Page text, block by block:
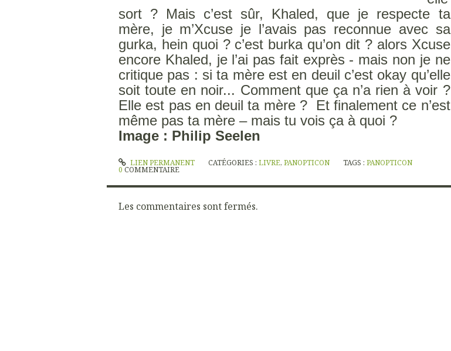
sort ? Mais c’est sûr, Khaled, que je respecte ta
mère, je m’Xcuse je l’avais pas reconnue avec sa
gurka, hein quoi ? c’est burka qu’on dit ? alors Xcuse
encore Khaled, je l’ai pas fait exprès - mais non je ne
critique pas : si ta mère est en deuil c’est okay qu’elle
soit toute en noir... Comment que ça n’a rien à voir ?
Elle est pas en deuil ta mère ?
Et finalement ce n’est
même pas ta mère – mais tu vois ça à quoi ?
Image : Philip Seelen
LIEN PERMANENT CATÉGORIES :LIVRE,PANOPTICON TAGS :PANOPTICON
0 COMMENTAIRE
Les commentaires sont fermés.